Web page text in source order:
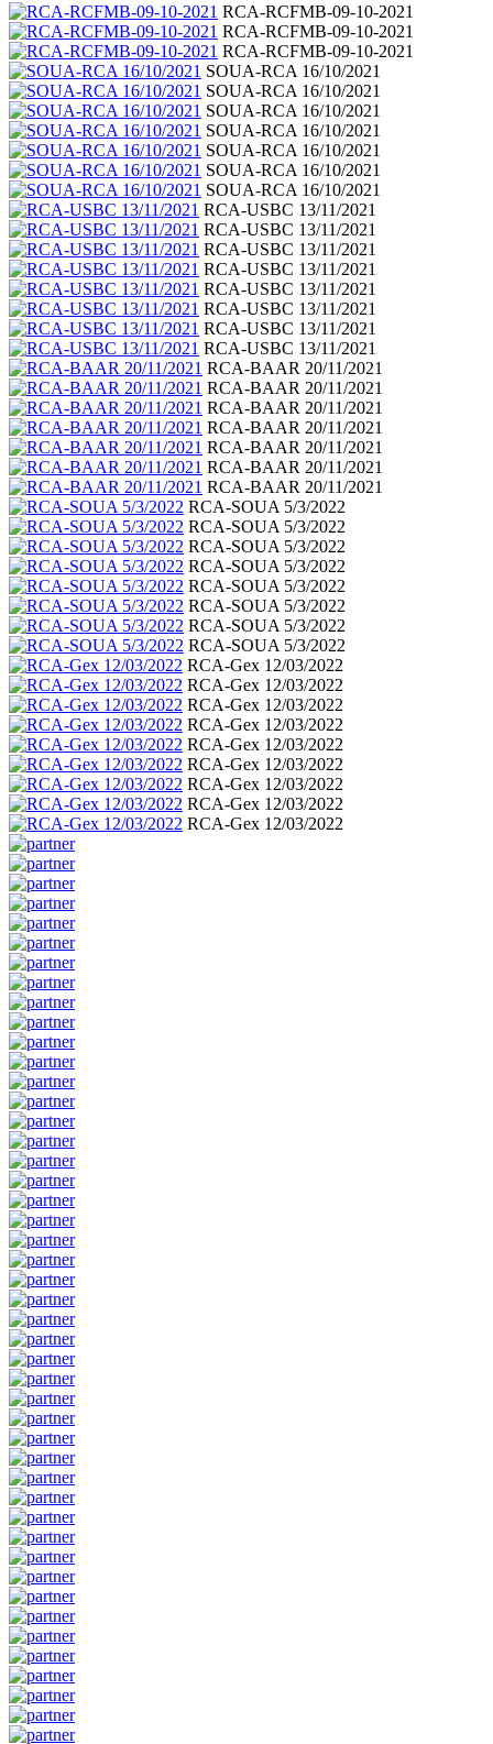
RCA-RCFMB-09-10-2021
RCA-RCFMB-09-10-2021
RCA-RCFMB-09-10-2021
SOUA-RCA 16/10/2021
SOUA-RCA 16/10/2021
SOUA-RCA 16/10/2021
SOUA-RCA 16/10/2021
SOUA-RCA 16/10/2021
SOUA-RCA 16/10/2021
SOUA-RCA 16/10/2021
RCA-USBC 13/11/2021
RCA-USBC 13/11/2021
RCA-USBC 13/11/2021
RCA-USBC 13/11/2021
RCA-USBC 13/11/2021
RCA-USBC 13/11/2021
RCA-USBC 13/11/2021
RCA-USBC 13/11/2021
RCA-BAAR 20/11/2021
RCA-BAAR 20/11/2021
RCA-BAAR 20/11/2021
RCA-BAAR 20/11/2021
RCA-BAAR 20/11/2021
RCA-BAAR 20/11/2021
RCA-BAAR 20/11/2021
RCA-SOUA 5/3/2022
RCA-SOUA 5/3/2022
RCA-SOUA 5/3/2022
RCA-SOUA 5/3/2022
RCA-SOUA 5/3/2022
RCA-SOUA 5/3/2022
RCA-SOUA 5/3/2022
RCA-SOUA 5/3/2022
RCA-Gex 12/03/2022
RCA-Gex 12/03/2022
RCA-Gex 12/03/2022
RCA-Gex 12/03/2022
RCA-Gex 12/03/2022
RCA-Gex 12/03/2022
RCA-Gex 12/03/2022
RCA-Gex 12/03/2022
RCA-Gex 12/03/2022